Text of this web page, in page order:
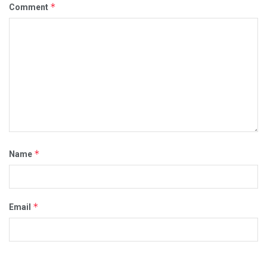
Comment *
Name *
Email *